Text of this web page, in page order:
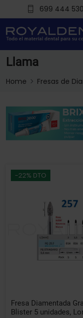
699 444 530
Llama
Home Fresas de
-22% DTO
Fresa Diamentada
Blister 5 unidades,